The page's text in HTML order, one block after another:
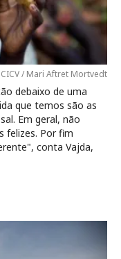
CICV / Mari Aftret Mortvedt
debaixo de uma
que temos são as
Em geral, não
felizes. Por fim
conta Vajda,